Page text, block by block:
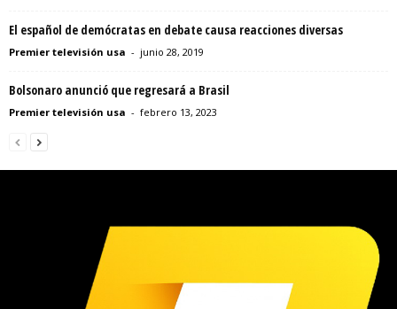
El español de demócratas en debate causa reacciones diversas
Premier televisión usa - junio 28, 2019
Bolsonaro anunció que regresará a Brasil
Premier televisión usa - febrero 13, 2023